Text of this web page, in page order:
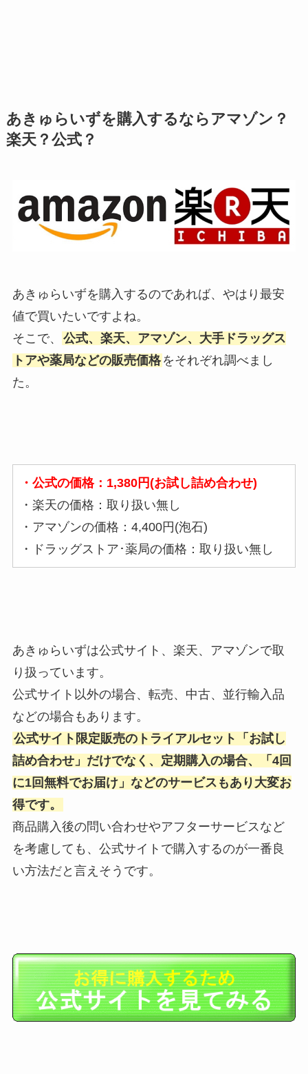
あきゅらいずを購入するならアマゾン？
楽天？公式？
あきゅらいずを購入するのであれば、やはり最安
値で買いたいですよね。
そこで、
公式、楽天、アマゾン、大手ドラッグス
トアや薬局などの販売価格 をそれぞれ調べまし
た。
・公式の価格：1,380円(お試し詰め合わせ)
・楽天の価格：取り扱い無し
・アマゾンの価格：4,400円(泡石)
・ドラッグストア･薬局の価格：取り扱い無し
あきゅらいずは公式サイト、楽天、アマゾンで取
り扱っています。
公式サイト以外の場合、転売、中古、並行輸入品
などの場合もあります。
公式サイト限定販売のトライアルセット「お試し
詰め合わせ」だけでなく、定期購入の場合、「4回
に1回無料でお届け」などのサービスもあり大変お
得です。
商品購入後の問い合わせやアフターサービスなど
を考慮しても、公式サイトで購入するのが一番良
い方法だと言えそうです。